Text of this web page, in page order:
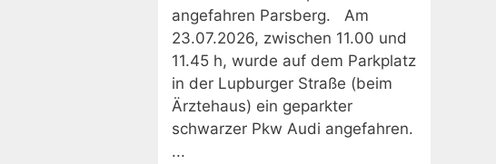
angefahren Parsberg. Am
23.07.2026, zwischen 11.00 und
11.45 h, wurde auf dem Parkplatz
in der Lupburger Straße (beim
Ärztehaus) ein geparkter
schwarzer Pkw Audi angefahren.
...